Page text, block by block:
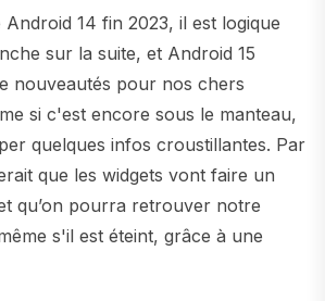
14 fin 2023, il est logique
sur la suite, et Android 15
nouveautés pour nos chers
si c'est encore sous le manteau,
quelques infos croustillantes. Par
que les widgets vont faire un
qu’on pourra retrouver notre
s'il est éteint, grâce à une